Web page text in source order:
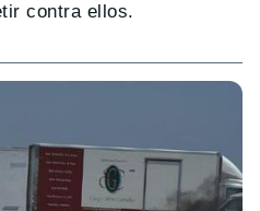
contra ellos.